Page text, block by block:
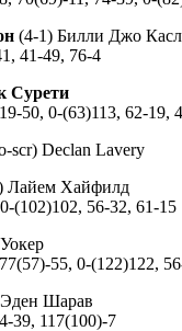
(4-1) Билли Джо Касл
41-49, 76-4
Сурети
50, 0-(63)113, 62-19,
scr) Declan Lavery
Лайем Хайфилд
(102)102, 56-32, 61-15
55, 0-(122)122,
Шарав
39, 117(100)-7